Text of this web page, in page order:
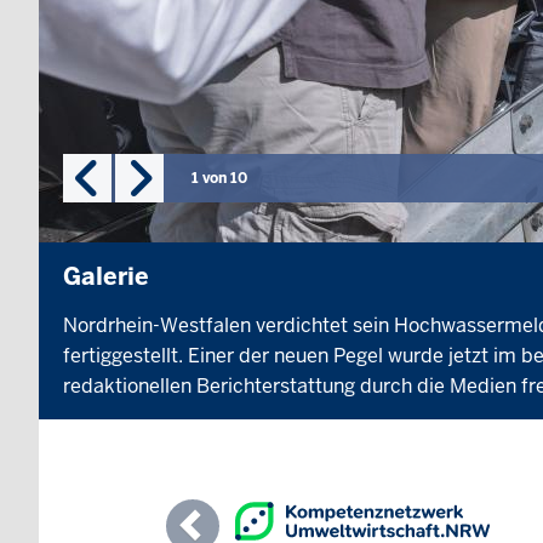
1von10
Galerie
Nordrhein-Westfalen verdichtet sein
fertiggestellt. Einer der neuen Pegel wurde jetzt im
redaktionellen Berichterstattung durch die Medien
Previous